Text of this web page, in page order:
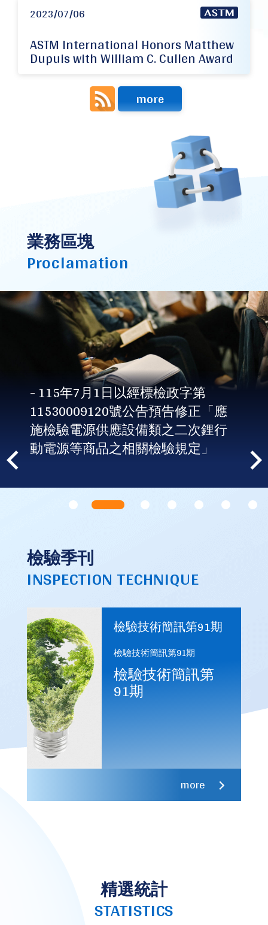
2023/07/06
ASTM International Honors Matthew
Dupuis with William C. Cullen Award
more
業務區塊
Proclamation
- 115年7月1日以經標檢政字第
11530009120號公告預告修正「應
施檢驗電源供應設備類之二次鋰行
動電源等商品之相關檢驗規定」
檢驗季刊
INSPECTION TECHNIQUE
檢驗技術簡訊第91期
檢驗技術簡訊第91期
檢驗技術簡訊第
91期
more
精選統計
STATISTICS